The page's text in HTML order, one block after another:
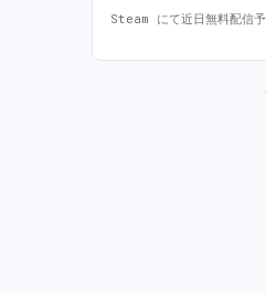
Steam にて近日無料配信